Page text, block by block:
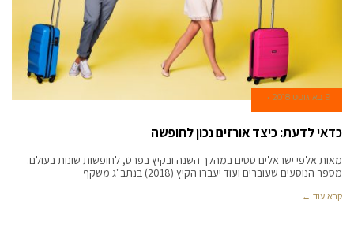
9 באוגוסט 2018
כדאי לדעת: כיצד אורזים נכון לחופשה
מאות אלפי ישראלים טסים במהלך השנה ובקיץ בפרט, לחופשות שונות בעולם.
מספר הנוסעים שעוברים ועוד יעברו הקיץ (2018) בנתב"ג משקף
קרא עוד ←